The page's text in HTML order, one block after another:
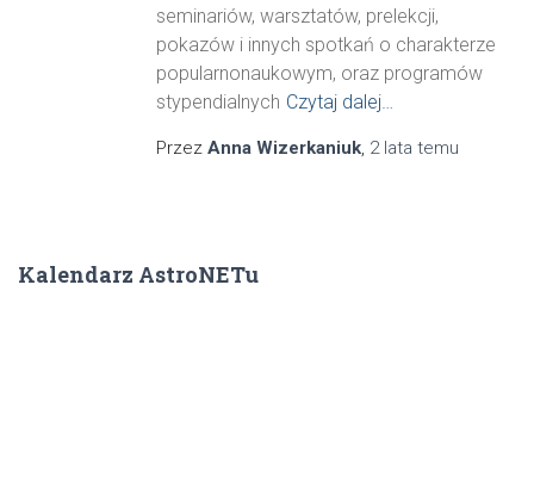
seminariów, warsztatów, prelekcji,
pokazów i innych spotkań o charakterze
popularnonaukowym, oraz programów
stypendialnych Czytaj dalej…
Przez Anna Wizerkaniuk, 2 lata temu
Kalendarz AstroNETu